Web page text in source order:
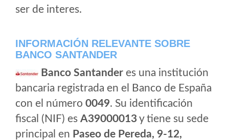
ser de interes.
INFORMACIÓN RELEVANTE SOBRE
BANCO SANTANDER
Banco Santander es una institución
bancaria registrada en el Banco de España
con el número 0049. Su identificación
fiscal (NIF) es A39000013y tiene su sede
principal en Paseo de Pereda, 9-12,